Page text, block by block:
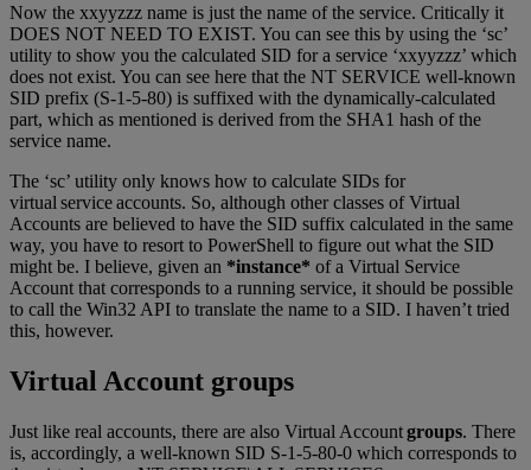
Now the xxyyzzz name is just the name of the service. Critically it
DOES NOT NEED TO EXIST. You can see this by using the ‘sc’
utility to show you the calculated SID for a service ‘xxyyzzz’ which
does not exist. You can see here that the NT SERVICE well-known
SID prefix (S-1-5-80) is suffixed with the dynamically-calculated
part, which as mentioned is derived from the SHA1 hash of the
service name.
The ‘sc’ utility only knows how to calculate SIDs for
virtual service accounts. So, although other classes of Virtual
Accounts are believed to have the SID suffix calculated in the same
way, you have to resort to PowerShell to figure out what the SID
might be. I believe, given an *instance* of a Virtual Service
Account that corresponds to a running service, it should be possible
to call the Win32 API to translate the name to a SID. I haven’t tried
this, however.
Virtual Account groups
Just like real accounts, there are also Virtual Accountgroups. There
is, accordingly, a well-known SID S-1-5-80-0 which corresponds to